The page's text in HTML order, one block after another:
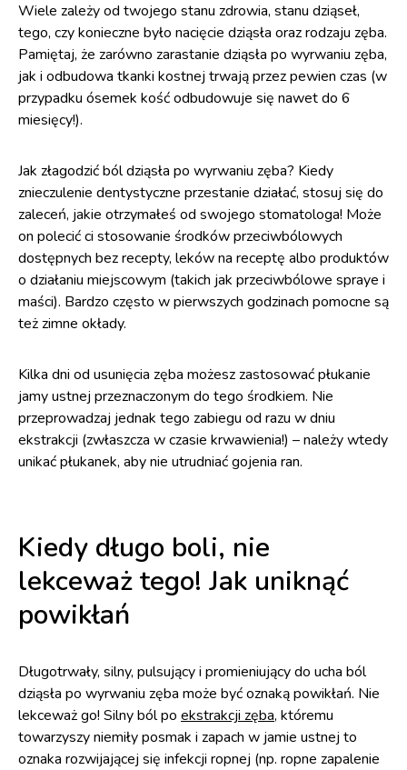
Wiele zależy od twojego stanu zdrowia, stanu dziąseł,
tego, czy konieczne było nacięcie dziąsła oraz rodzaju zęba.
Pamiętaj, że zarówno zarastanie dziąsła po wyrwaniu zęba,
jak i odbudowa tkanki kostnej trwają przez pewien czas (w
przypadku ósemek kość odbudowuje się nawet do 6
miesięcy!).
Jak złagodzić ból dziąsła po wyrwaniu zęba? Kiedy
znieczulenie dentystyczne przestanie działać, stosuj się do
zaleceń, jakie otrzymałeś od swojego stomatologa! Może
on polecić ci stosowanie środków przeciwbólowych
dostępnych bez recepty, leków na receptę albo produktów
o działaniu miejscowym (takich jak przeciwbólowe spraye i
maści). Bardzo często w pierwszych godzinach pomocne są
też zimne okłady.
Kilka dni od usunięcia zęba możesz zastosować płukanie
jamy ustnej przeznaczonym do tego środkiem. Nie
przeprowadzaj jednak tego zabiegu od razu w dniu
ekstrakcji (zwłaszcza w czasie krwawienia!) – należy wtedy
unikać płukanek, aby nie utrudniać gojenia ran.
Kiedy długo boli, nie
lekceważ tego! Jak uniknąć
powikłań
Długotrwały, silny, pulsujący i promieniujący do ucha ból
dziąsła po wyrwaniu zęba może być oznaką powikłań. Nie
lekceważ go! Silny ból po ekstrakcji zęba, któremu
towarzyszy niemiły posmak i zapach w jamie ustnej to
oznaka rozwijającej się infekcji ropnej (np. ropne zapalenie